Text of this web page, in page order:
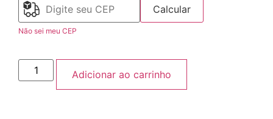
Calcular
Não sei meu CEP
Adicionar ao carrinho